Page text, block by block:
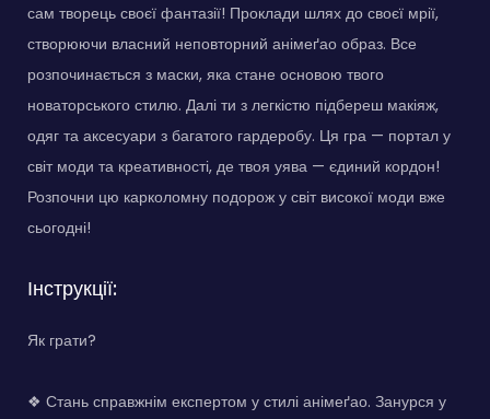
сам творець своєї фантазії! Проклади шлях до своєї мрії,
створюючи власний неповторний анімеґао образ. Все
розпочинається з маски, яка стане основою твого
новаторського стилю. Далі ти з легкістю підбереш макіяж,
одяг та аксесуари з багатого гардеробу. Ця гра — портал у
світ моди та креативності, де твоя уява — єдиний кордон!
Розпочни цю карколомну подорож у світ високої моди вже
сьогодні!
Інструкції:
Як грати?
❖ Стань справжнім експертом у стилі анімеґао. Занурся у